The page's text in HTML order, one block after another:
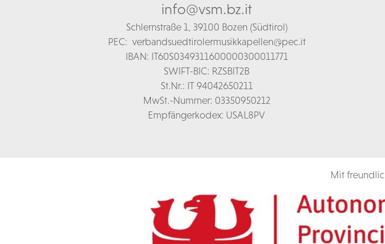
info@vsm.bz.it
Schlernstraße 1, 39100 Bozen (Südtirol)
PEC: verbandsuedtirolermusikkapellen@pec.it
IBAN: IT60S0349311600000300011771
SWIFT-BIC: RZSBIT2B
St.Nr.: IT 94042650211
MwSt.-Nummer: 03350950212
Empfängerkodex: USAL8PV
Mit